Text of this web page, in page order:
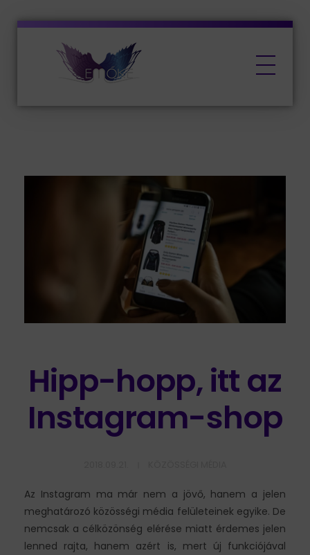
Hipp-hopp, itt az
Instagram-shop
Az Instagram ma már nem a jövő, hanem a jelen
meghatározó közösségi média felületeinek egyike. De
nemcsak a célközönség elérése miatt érdemes jelen
lenned rajta, hanem azért is, mert új funkciójával